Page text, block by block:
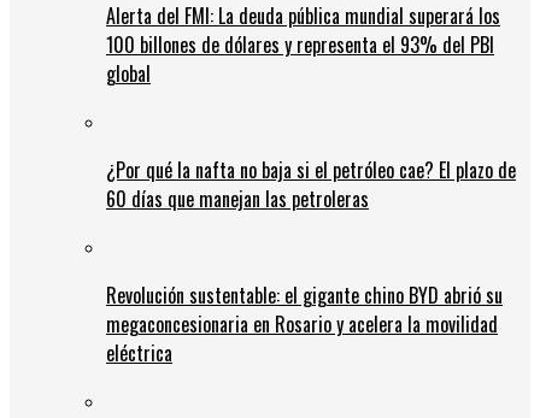
Alerta del FMI: La deuda pública mundial superará los
100 billones de dólares y representa el 93% del PBI
global
¿Por qué la nafta no baja si el petróleo cae? El plazo de
60 días que manejan las petroleras
Revolución sustentable: el gigante chino BYD abrió su
megaconcesionaria en Rosario y acelera la movilidad
eléctrica